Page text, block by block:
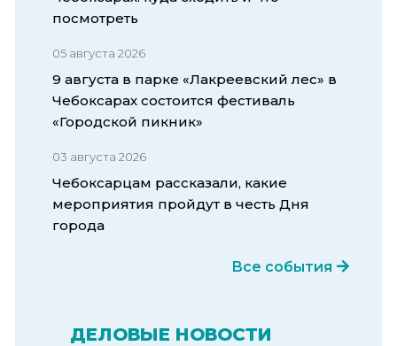
посмотреть
05 августа 2026
9 августа в парке «Лакреевский лес» в
Чебоксарах состоится фестиваль
«Городской пикник»
03 августа 2026
Чебоксарцам рассказали, какие
мероприятия пройдут в честь Дня
города
Все события
ДЕЛОВЫЕ НОВОСТИ